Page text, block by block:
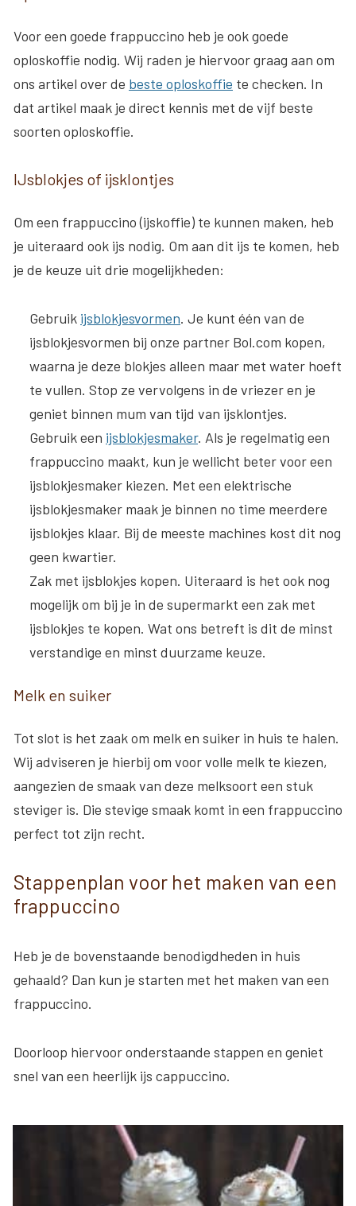
Voor een goede frappuccino heb je ook goede
oploskoffie nodig. Wij raden je hiervoor graag aan om
ons artikel over de beste oploskoffie te checken. In
dat artikel maak je direct kennis met de vijf beste
soorten oploskoffie.
IJsblokjes of ijsklontjes
Om een frappuccino (ijskoffie) te kunnen maken, heb
je uiteraard ook ijs nodig. Om aan dit ijs te komen, heb
je de keuze uit drie mogelijkheden:
Gebruik ijsblokjesvormen. Je kunt één van de
ijsblokjesvormen bij onze partner Bol.com kopen,
waarna je deze blokjes alleen maar met water hoeft
te vullen. Stop ze vervolgens in de vriezer en je
geniet binnen mum van tijd van ijsklontjes.
Gebruik een ijsblokjesmaker. Als je regelmatig een
frappuccino maakt, kun je wellicht beter voor een
ijsblokjesmaker kiezen. Met een elektrische
ijsblokjesmaker maak je binnen no time meerdere
ijsblokjes klaar. Bij de meeste machines kost dit nog
geen kwartier.
Zak met ijsblokjes kopen. Uiteraard is het ook nog
mogelijk om bij je in de supermarkt een zak met
ijsblokjes te kopen. Wat ons betreft is dit de minst
verstandige en minst duurzame keuze.
Melk en suiker
Tot slot is het zaak om melk en suiker in huis te halen.
Wij adviseren je hierbij om voor volle melk te kiezen,
aangezien de smaak van deze melksoort een stuk
steviger is. Die stevige smaak komt in een frappuccino
perfect tot zijn recht.
Stappenplan voor het maken van een
frappuccino
Heb je de bovenstaande benodigdheden in huis
gehaald? Dan kun je starten met het maken van een
frappuccino.
Doorloop hiervoor onderstaande stappen en geniet
snel van een heerlijk ijs cappuccino.